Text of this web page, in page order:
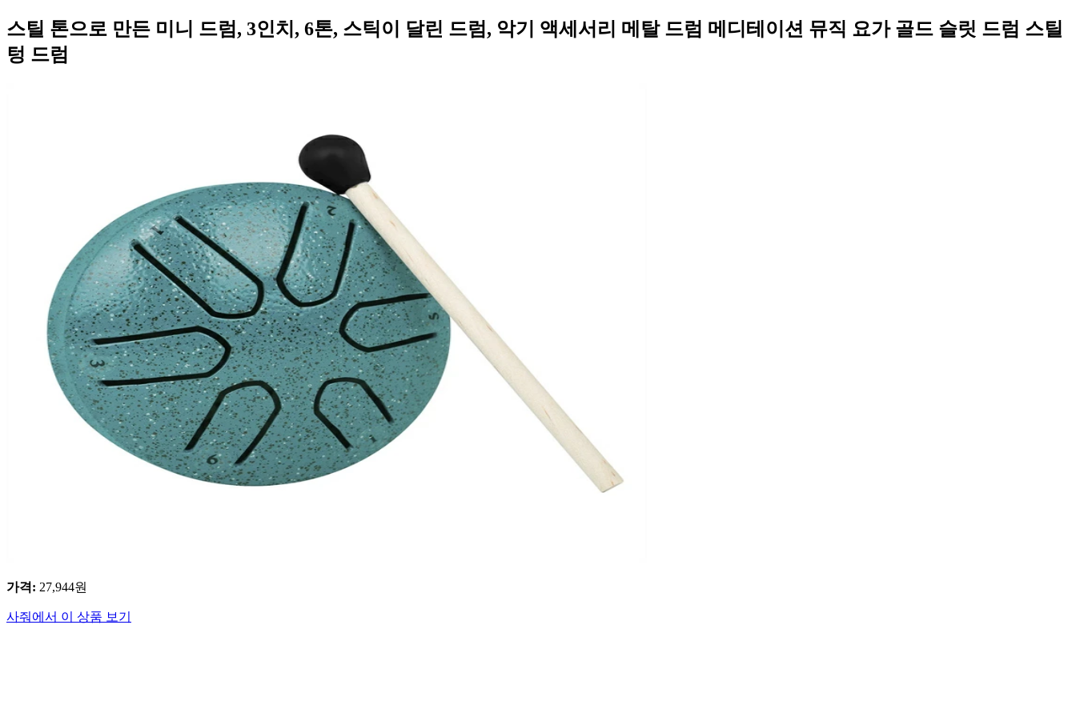
스틸 톤으로 만든 미니 드럼, 3인치, 6톤, 스틱이 달린 드럼, 악기 액세서리 메탈 드럼 메디테이션 뮤직 요가 골드 슬릿 드럼 스틸
텅 드럼
가격: 27,944원
사줘에서 이 상품 보기